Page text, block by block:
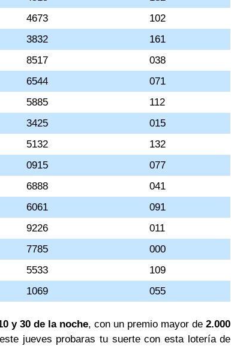
4673
102
3832
161
8517
038
6544
071
5885
112
3425
015
5132
132
0915
077
6888
041
6061
091
9226
011
7785
000
5533
109
1069 055
y 30 de la noche, con un premio mayor de2.000
jueves probaras tu suerte con esta lotería de